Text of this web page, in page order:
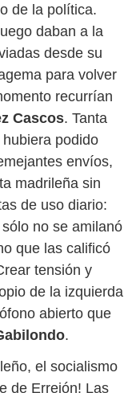
de la política.
daban a la
desde su
para volver
recurrían
Cascos. Tanta
podido
envíos,
madrileña sin
de uso diario:
no se amilanó
que las calificó
tensión y
de la izquierda
abierto que
.
el socialismo
de Errejón! Las